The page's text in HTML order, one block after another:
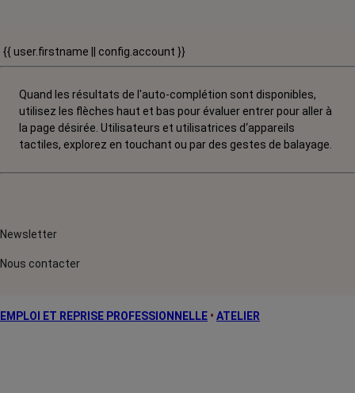
{{ user.firstname || config.account }}
Quand les résultats de l'auto-complétion sont disponibles,
utilisez les flèches haut et bas pour évaluer entrer pour aller à
la page désirée. Utilisateurs et utilisatrices d‘appareils
tactiles, explorez en touchant ou par des gestes de balayage.
Newsletter
Nous contacter
EMPLOI ET REPRISE PROFESSIONNELLE • ATELIER